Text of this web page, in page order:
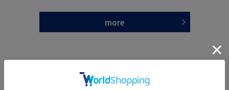
more
あなたへのおすすめ